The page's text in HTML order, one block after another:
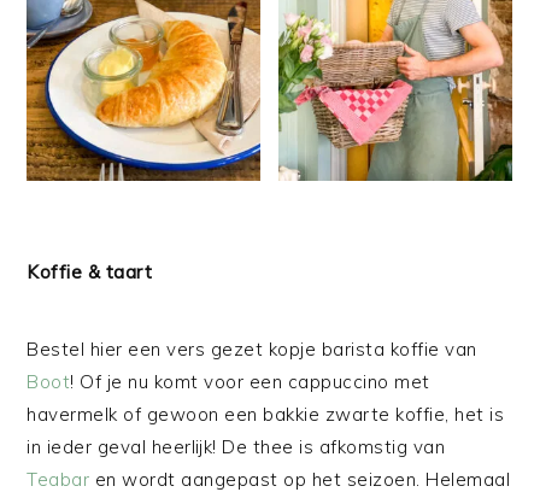
Koffie & taart
Bestel hier een vers gezet kopje barista koffie van
Boot! Of je nu komt voor een cappuccino met
havermelk of gewoon een bakkie zwarte koffie, het is
in ieder geval heerlijk! De thee is afkomstig van
Teabar en wordt aangepast op het seizoen. Helemaal